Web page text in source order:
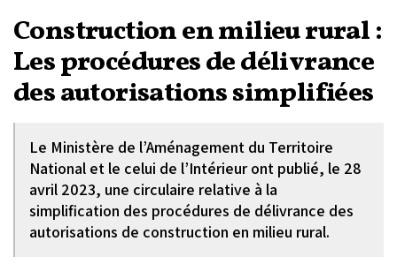
Construction en milieu rural :
Les procédures de délivrance
des autorisations simplifiées
Le Ministère de l’Aménagement du Territoire
National et le celui de l’Intérieur ont publié, le 28
avril 2023, une circulaire relative à la
simplification des procédures de délivrance des
autorisations de construction en milieu rural.